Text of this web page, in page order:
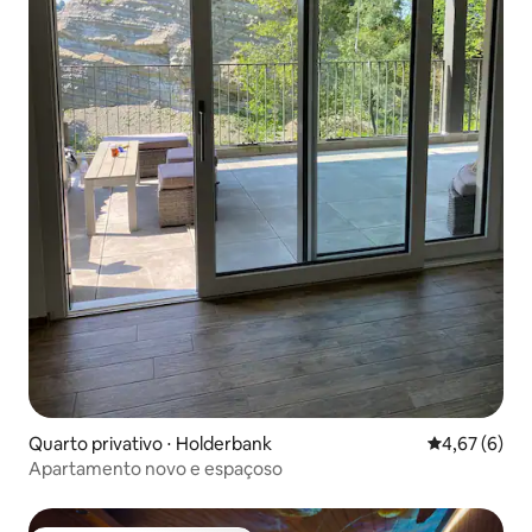
Quarto privativo ⋅ Holderbank 4,67 de uma
4,67 (6)
Apartamento novo e espaçoso